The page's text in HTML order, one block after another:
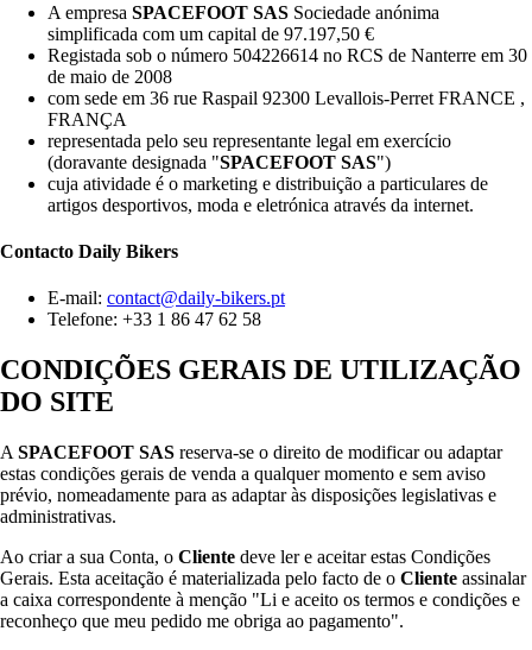
A empresa SPACEFOOT SAS Sociedade anónima
simplificada com um capital de 97.197,50 €
Registada sob o número 504226614 no RCS de Nanterre em 30
de maio de 2008
com sede em 36 rue Raspail 92300 Levallois-Perret FRANCE ,
FRANÇA
representada pelo seu representante legal em exercício
(doravante designada "SPACEFOOT SAS")
cuja atividade é o marketing e distribuição a particulares de
artigos desportivos, moda e eletrónica através da internet.
Contacto Daily Bikers
E-mail: contact@daily-bikers.pt
Telefone: +33 1 86 47 62 58
CONDIÇÕES GERAIS DE UTILIZAÇÃO
DO SITE
A SPACEFOOT SAS reserva-se o direito de modificar ou adaptar
estas condições gerais de venda a qualquer momento e sem aviso
prévio, nomeadamente para as adaptar às disposições legislativas e
administrativas.
Ao criar a sua Conta, o Cliente deve ler e aceitar estas Condições
Gerais. Esta aceitação é materializada pelo facto de o Cliente assinalar
a caixa correspondente à menção "Li e aceito os termos e condições e
reconheço que meu pedido me obriga ao pagamento".